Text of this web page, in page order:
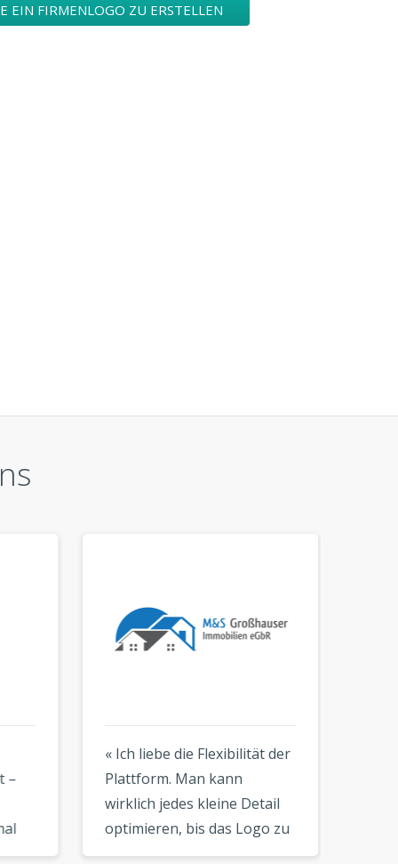
EIN FIRMENLOGO ZU ERSTELLEN
« Ich liebe die Flexibilität der
Plattform. Man kann
wirklich jedes kleine Detail
optimieren, bis das Logo zu
Ihrer Vision passt. Ein